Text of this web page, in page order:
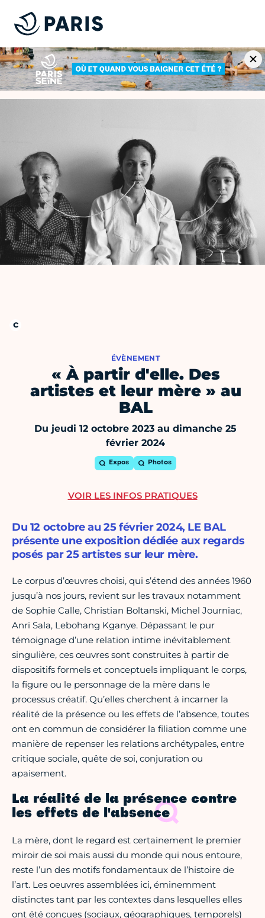
ÉVÈNEMENT
« À partir d'elle. Des
artistes et leur mère » au
BAL
Du jeudi 12 octobre 2023 au dimanche 25
février 2024
Expos Photos
Du 12 octobre au 25 février 2024, LE BAL
présente une exposition dédiée aux regards
posés par 25 artistes sur leur mère.
Le corpus d’œuvres choisi, qui s’étend des années 1960
jusqu’à nos jours, revient sur les travaux notamment
de Sophie Calle, Christian Boltanski, Michel Journiac,
Anri Sala, Lebohang Kganye. Dépassant le pur
témoignage d’une relation intime inévitablement
singulière, ces œuvres sont construites à partir de
dispositifs formels et conceptuels impliquant le corps,
la figure ou le personnage de la mère dans le
processus créatif. Qu’elles cherchent à incarner la
réalité de la présence ou les effets de l’absence, toutes
ont en commun de considérer la filiation comme une
manière de repenser les relations archétypales, entre
critique sociale, quête de soi, conjuration ou
apaisement.
La réalité de la présence contre
les effets de l'absence
La mère, dont le regard est certainement le premier
miroir de soi mais aussi du monde qui nous entoure,
reste l’un des motifs fondamentaux de l’histoire de
l’art. Les oeuvres assemblées ici, éminemment
distinctes tant par les contextes dans lesquelles elles
ont été conçues (sociaux, géographiques, temporels)
VOIR LES INFOS PRATIQUES